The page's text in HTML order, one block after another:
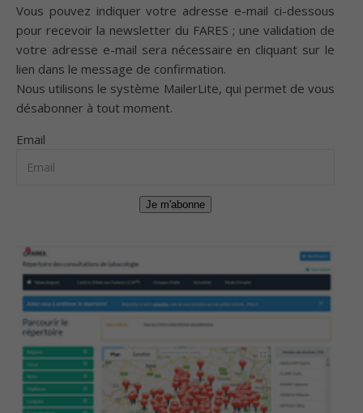
Vous pouvez indiquer votre adresse e-mail ci-dessous
pour recevoir la newsletter du FARES ; une validation de
votre adresse e-mail sera nécessaire en cliquant sur le
lien dans le message de confirmation.
Nous utilisons le système MailerLite, qui permet de vous
désabonner à tout moment.
Email
Je m'abonne